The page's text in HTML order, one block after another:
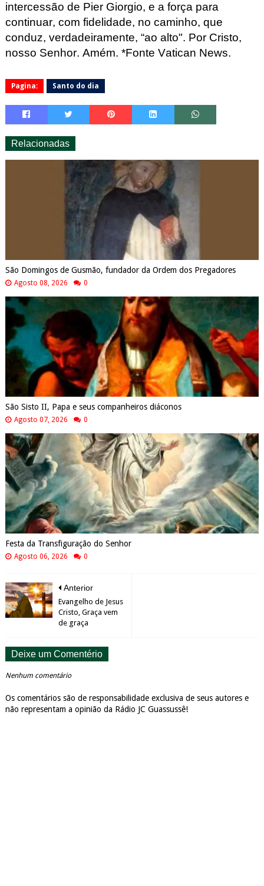
intercessão de Pier Giorgio, e a força para
continuar, com fidelidade, no caminho, que
conduz, verdadeiramente, “ao alto". Por Cristo,
nosso Senhor. Amém. *Fonte Vatican News.
Pagina: Santo do dia
Relacionadas
São Domingos de Gusmão, fundador da Ordem dos Pregadores
Agosto 08, 2026 0
São Sisto II, Papa e seus companheiros diáconos
Agosto 07, 2026 0
Festa da Transfiguração do Senhor
Agosto 06, 2026 0
Anterior
Evangelho de Jesus
Cristo, Graça vem
de graça
Deixe um Comentério
Nenhum comentário
Os comentários são de responsabilidade exclusiva de seus autores e
não representam a opinião da Rádio JC Guassussê!